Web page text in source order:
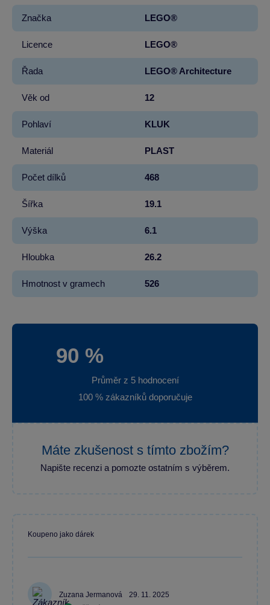
Značka LEGO®
Licence LEGO®
Řada LEGO® Architecture
Věk od 12
Pohlaví KLUK
Materiál PLAST
Počet dílků 468
Šířka 19.1
Výška 6.1
Hloubka 26.2
Hmotnost v gramech 526
90 %
Průměr z 5 hodnocení
100 % zákazníků doporučuje
Máte zkušenost s tímto zbožím?
Napište recenzi a pomozte ostatním s výběrem.
Zuzana Jermanová
29. 11. 2025
Koupeno jako dárek